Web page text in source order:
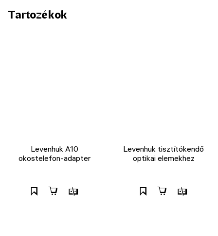
Tartozékok
Levenhuk A10
okostelefon-adapter
Levenhuk tisztítókendő
optikai elemekhez